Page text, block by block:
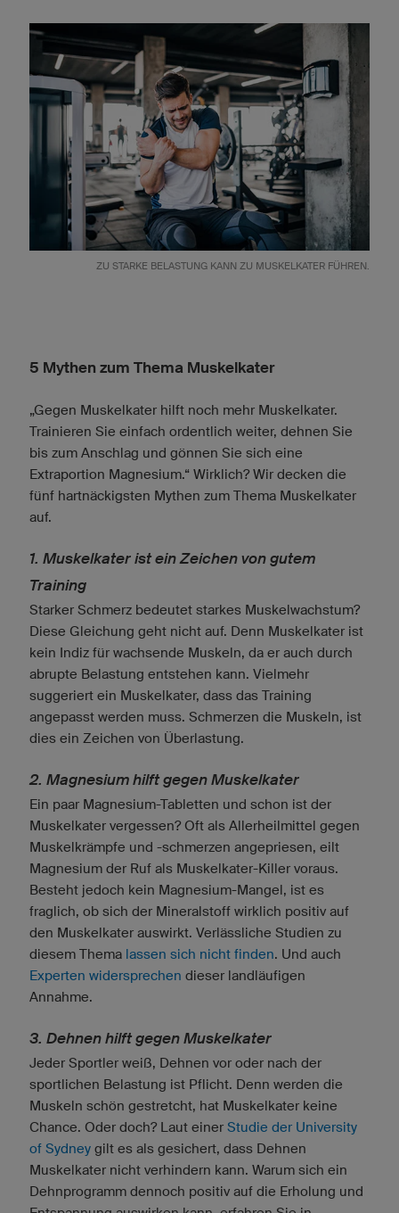
ZU STARKE BELASTUNG KANN ZU MUSKELKATER FÜHREN.
5 Mythen zum Thema Muskelkater
„Gegen Muskelkater hilft noch mehr Muskelkater.
Trainieren Sie einfach ordentlich weiter, dehnen Sie
bis zum Anschlag und gönnen Sie sich eine
Extraportion Magnesium.“ Wirklich? Wir decken die
fünf hartnäckigsten Mythen zum Thema Muskelkater
auf.
1. Muskelkater ist ein Zeichen von gutem
Training
Starker Schmerz bedeutet starkes Muskelwachstum?
Diese Gleichung geht nicht auf. Denn Muskelkater ist
kein Indiz für wachsende Muskeln, da er auch durch
abrupte Belastung entstehen kann. Vielmehr
suggeriert ein Muskelkater, dass das Training
angepasst werden muss. Schmerzen die Muskeln, ist
dies ein Zeichen von Überlastung.
2. Magnesium hilft gegen Muskelkater
Ein paar Magnesium-Tabletten und schon ist der
Muskelkater vergessen? Oft als Allerheilmittel gegen
Muskelkrämpfe und -schmerzen angepriesen, eilt
Magnesium der Ruf als Muskelkater-Killer voraus.
Besteht jedoch kein Magnesium-Mangel, ist es
fraglich, ob sich der Mineralstoff wirklich positiv auf
den Muskelkater auswirkt. Verlässliche Studien zu
diesem Thema lassen sich nicht finden. Und auch
Experten widersprechen dieser landläufigen
Annahme.
3. Dehnen hilft gegen Muskelkater
Jeder Sportler weiß, Dehnen vor oder nach der
sportlichen Belastung ist Pflicht. Denn werden die
Muskeln schön gestretcht, hat Muskelkater keine
Chance. Oder doch? Laut einer Studie der University
of Sydney gilt es als gesichert, dass Dehnen
Muskelkater nicht verhindern kann. Warum sich ein
Dehnprogramm dennoch positiv auf die Erholung und